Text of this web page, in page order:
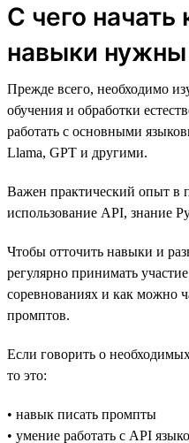
С чего начать
навыки нужны
Прежде всего, необходимо
обучения и обработки
работать с основными
Llama, GPT и другими.
Важен практический опыт в
использование API, знание
Чтобы отточить навыки и
регулярно принимать
соревнованиях и как можно
промптов.
Если говорить о
то это:
• навык писать промпты
• умение работать с API